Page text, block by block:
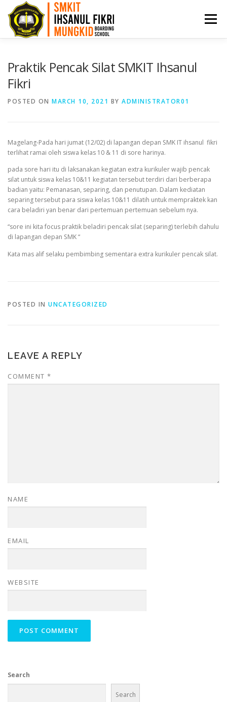
Menu
Praktik Pencak Silat SMKIT Ihsanul
Fikri
POSTED ON MARCH 10, 2021 BY ADMINISTRATOR01
Magelang-Pada hari jumat (12/02) di lapangan depan SMK IT ihsanul fikri
terlihat ramai oleh siswa kelas 10 & 11 di sore harinya.
pada sore hari itu di laksanakan kegiatan extra kurikuler wajib pencak
silat untuk siswa kelas 10&11 kegiatan tersebut terdiri dari berberapa
badian yaitu: Pemanasan, separing, dan penutupan. Dalam kediatan
separing tersebut para siswa kelas 10&11 dilatih untuk mempraktek kan
cara beladiri yan benar dari pertemuan pertemuan sebelum nya.
“sore ini kita focus praktik beladiri pencak silat (separing) terlebih dahulu
di lapangan depan SMK “
Kata mas alif selaku pembimbing sementara extra kurikuler pencak silat.
POSTED IN UNCATEGORIZED
LEAVE A REPLY
COMMENT *
NAME
EMAIL
WEBSITE
Search
Search